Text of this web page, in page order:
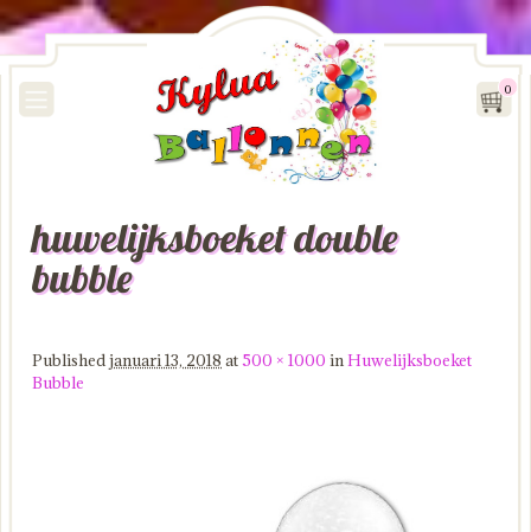
0
Image navigation
huwelijksboeket double
bubble
Publishedjanuari 13, 2018 at500 × 1000 inHuwelijksboeket
Bubble